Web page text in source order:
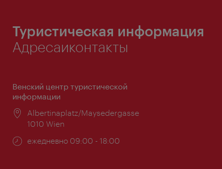
Туристическая информация
Адресаиконтакты
Венский центр туристической
информации
Расположение:
Albertinaplatz/Maysedergasse
1010 Wien
Часы
ежедневно 09:00 - 18:00